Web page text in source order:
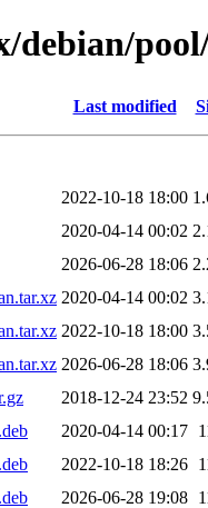
Last modified
2022-10-18 18:00
2020-04-14 00:02
2026-06-28 18:06
2020-04-14 00:02
2022-10-18 18:00
2026-06-28 18:06
2018-12-24 23:52
2020-04-14 00:17
2022-10-18 18:26
2026-06-28 19:08